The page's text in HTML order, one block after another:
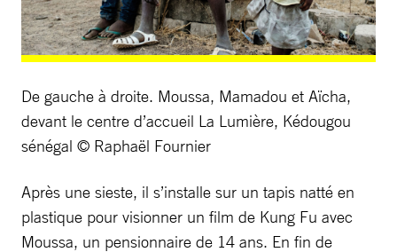
De gauche à droite. Moussa, Mamadou et Aïcha,
devant le centre d’accueil La Lumière, Kédougou
sénégal © Raphaël Fournier
Après une sieste, il s’installe sur un tapis natté en
plastique pour visionner un film de Kung Fu avec
Moussa, un pensionnaire de 14 ans. En fin de